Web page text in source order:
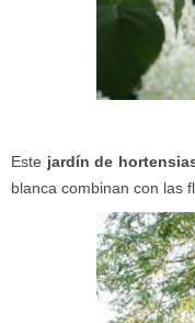
Este jardín de
blanca combinan con las